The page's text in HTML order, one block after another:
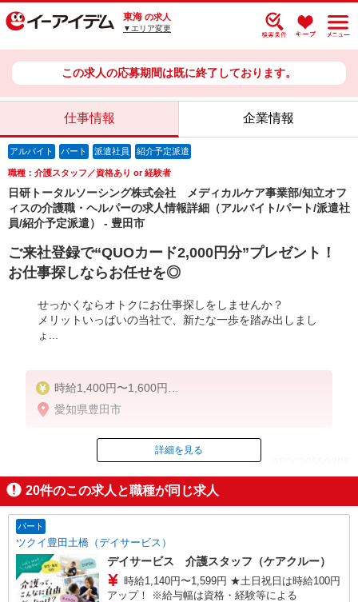
東海 の求人
▼エリア変更
この求人の応募期間は既に終了しております。
仕事情報 企業情報
アルバイト パート 派遣社員 紹介予定派遣
職種：介護スタッフ／資格あり or 経験者
日研トータルソーシング株式会社 メディカルケア事業部/知立オフ
ィスの介護職・ヘルパーの求人情報詳細（アルバイト/パート/派遣社
員/紹介予定派遣） - 豊田市
ご来社登録で“QUOカード2,000円分”プレゼント！
お仕事探しならお任せを◎
せっかくならオトクにお仕事探しをしませんか？
メリットいっぱいの当社で、新たな一歩を踏み出しまし
ょ...
時給1,400円〜1,600円
◆無資格・経験者：時給1,400円〜
◆初任者研修・経験者：時給1,500円〜
◆介護福祉士：時給1,600円〜
※経験者は3ヶ月以上
※給与幅は経験・能力による
★週払いOK（規定あり）
愛知県豊田市
ID：AE0626559388
掲載期間終了
詳細を見る
20件のこの求人と職種が同じ求人
パート
ツクイ豊田土橋（デイサービス）
デイサービス 介護スタッフ（ケアクルー）
時給1,140円〜1,599円 ★土日祝日は時給100円
アップ！ ※給与幅は資格・経験等による